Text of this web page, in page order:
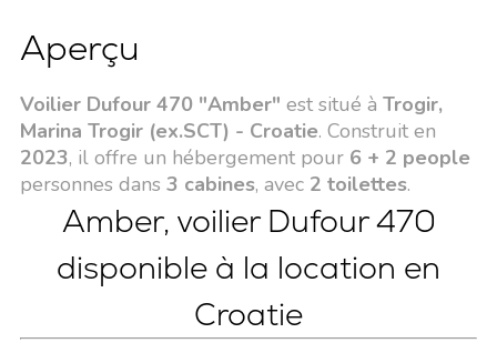
Aperçu
Voilier Dufour 470 "Amber" est situé à Trogir,
Marina Trogir (ex.SCT) - Croatie. Construit en
2023, il offre un hébergement pour 6 + 2 people
personnes dans 3 cabines, avec 2 toilettes.
Amber, voilier Dufour 470
disponible à la location en
Croatie